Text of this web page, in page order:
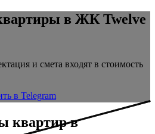
в ЖК Twelve
и смета входят в стоимость
в Telegram
квартир в